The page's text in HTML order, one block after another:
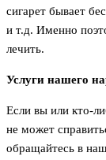
сигарет бывает
и т.д. Именно
лечить.
Услуги нашего
Если вы или кто-
не может
обращайтесь в